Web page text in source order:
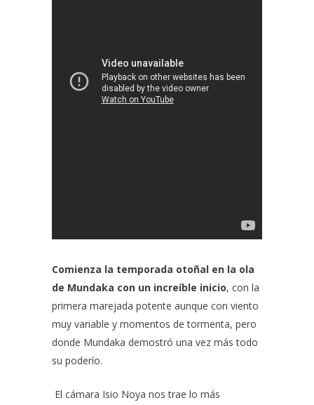
Comienza la temporada otoñal en la ola
de Mundaka con un increíble inicio, con la
primera marejada potente aunque con viento
muy variable y momentos de tormenta, pero
donde Mundaka demostró una vez más todo
su poderío.
El cámara Isio Noya nos trae lo más